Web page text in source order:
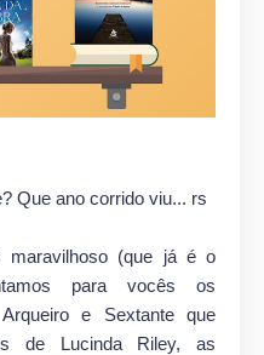
Que ano corrido viu... rs
maravilhoso (que já é o
para vocês os
e Sextante que
de Lucinda Riley, as